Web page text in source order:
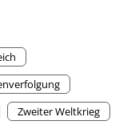
Zweiter Weltkrieg